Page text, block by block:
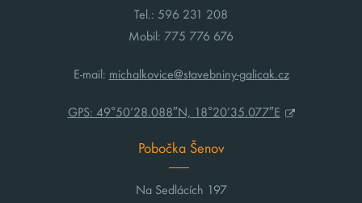
Tel.: 596 231 208
Mobil: 775 776 676
E-mail: michalkovice@stavebniny-galicak.cz
GPS: 49°50’28.088″N, 18°20’35.077″E
Pobočka Šenov
Na Sedlácích 197